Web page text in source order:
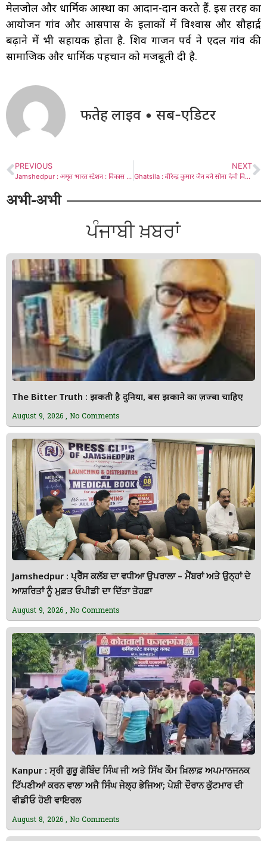
मेलजोल और धार्मिक आस्था का आदान-प्रदान करते हैं. इस तरह का
आयोजन गांव और आसपास के इलाकों में विश्वास और सौहार्द्र
बढ़ाने में भी सहायक होता है. शिव गाजन पर्व ने एदल गांव की
सामाजिक और धार्मिक पहचान को मजबूती दी है.
फतेह लाइव • सब-एडिटर
PREVIOUS
Jamshedpur : अमृत भारत स्टेशन : विकास का नया आयाम और सांस्कृतिक पहचान का प्रतिबिंब
NEXT
Ghatsila : वीरेन्द्र कुमार जैन बने सोना देवी विश्वविद्यालय के इंजीनियरिंग स्कूल के सलाहकार
अभी-अभी
ਪੰਜਾਬੀ ਖ਼ਬਰਾਂ
The Bitter Truth : झुकती है दुनिया, बस झुकाने का ज़ज्बा चाहिए
August 9, 2026 No Comments
Jamshedpur : ਪ੍ਰੈੱਸ ਕਲੱਬ ਦਾ ਵਧੀਆ ਉਪਰਾਲਾ – ਮੈਂਬਰਾਂ ਅਤੇ ਉਨ੍ਹਾਂ ਦੇ
ਆਸ਼ਰਿਤਾਂ ਨੂੰ ਮੁਫ਼ਤ ਓਪੀਡੀ ਦਾ ਦਿੱਤਾ ਤੋਹਫ਼ਾ
August 9, 2026 No Comments
Kanpur : ਸ੍ਰੀ ਗੁਰੂ ਗੋਬਿੰਦ ਸਿੰਘ ਜੀ ਅਤੇ ਸਿੱਖ ਕੌਮ ਖ਼ਿਲਾਫ਼ ਅਪਮਾਨਜਨਕ
ਟਿੱਪਣੀਆਂ ਕਰਨ ਵਾਲਾ ਅਜੈ ਸਿੰਘ ਜੇਲ੍ਹ ਭੇਜਿਆ; ਪੇਸ਼ੀ ਦੌਰਾਨ ਕੁੱਟਮਾਰ ਦੀ
ਵੀਡੀਓ ਹੋਈ ਵਾਇਰਲ
August 8, 2026 No Comments